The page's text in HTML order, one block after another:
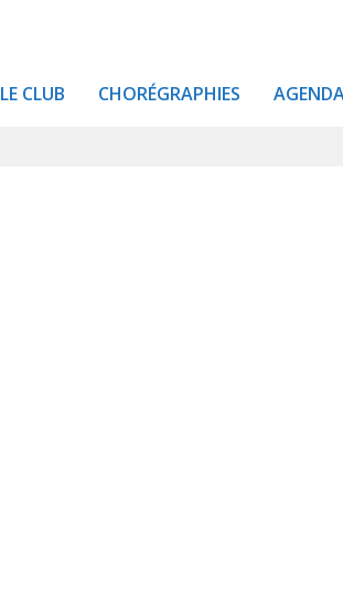
LE CLUB CHORÉGRAPHIES